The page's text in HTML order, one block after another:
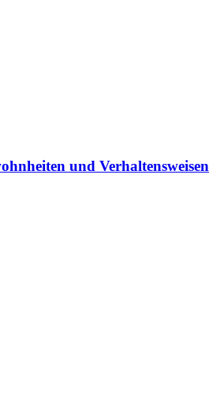
und Verhaltensweisen